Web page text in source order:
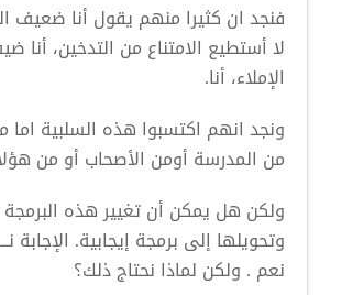
فنجد ان كثيرا منهم يقول أنا ضعيف
لا أستطيع الامتناع من التدخين، أنا
الإملاء، أنا.
ونجد انهم اكتسبوا هذه السلبية اما
من المدرسة أومن الأصحاب أو من
ولكن هل يمكن أن تغيير هذه البرمجة
وتحويلها إلى برمجة إيجابية. الإجابة
نعم . ولكن لماذا نحتاج ذلك؟